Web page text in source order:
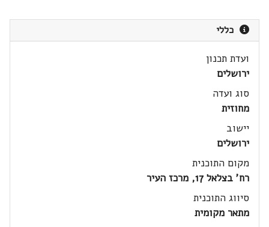
כללי
ועדת תכנון
ירושלים
סוג ועדה
מחוזית
יישוב
ירושלים
מקום התוכנית
רח' בצלאל 17, מרכז העיר
סיווג התוכנית
מתאר מקומית